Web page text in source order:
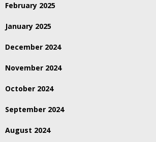
February 2025
January 2025
December 2024
November 2024
October 2024
September 2024
August 2024